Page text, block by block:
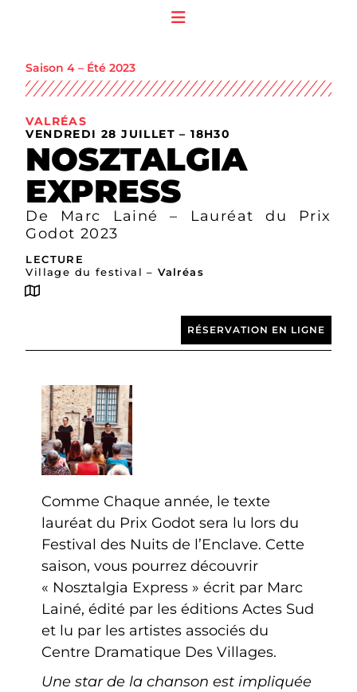
Saison 4 – Été 2023
VALRÉAS
VENDREDI 28 JUILLET – 18H30
NOSZTALGIA
EXPRESS
De Marc Lainé – Lauréat du Prix
Godot 2023
LECTURE
Village du festival –Valréas
RÉSERVATION EN LIGNE
Comme Chaque année, le texte
lauréat du Prix Godot sera lu lors du
Festival des Nuits de l’Enclave. Cette
saison, vous pourrez découvrir
« Nosztalgia Express » écrit par Marc
Lainé, édité par les éditions Actes Sud
et lu par les artistes associés du
Centre Dramatique Des Villages.
Une star de la chanson est impliquée